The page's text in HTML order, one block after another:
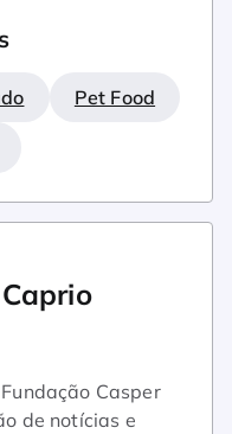
Pet Food
Casper
de notícias e